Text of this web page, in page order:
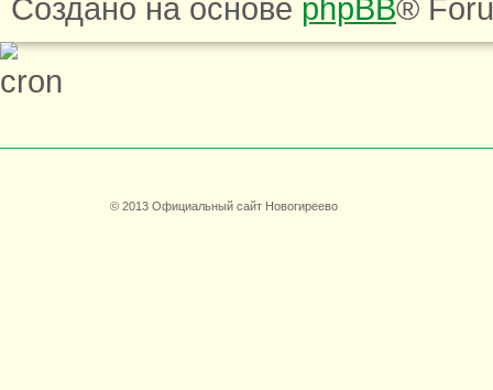
Создано на основе phpBB®
© 2013 Официальный сайт Новогиреево